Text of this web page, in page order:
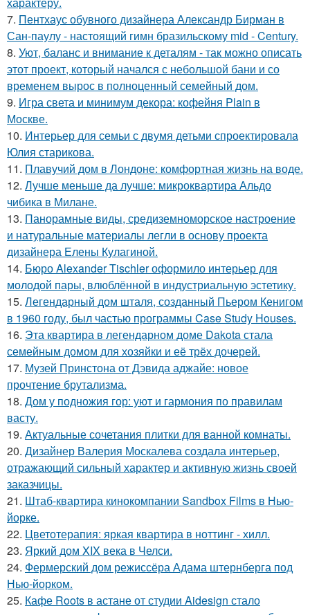
7. Пентхаус обувного дизайнера Александр Бирман в
Сан-паулу - настоящий гимн бразильскому mid - Century.
8. Уют, баланс и внимание к деталям - так можно описать
этот проект, который начался с небольшой бани и со
временем вырос в полноценный семейный дом.
9. Игра света и минимум декора: кофейня Plain в
Москве.
10. Интерьер для семьи с двумя детьми спроектировала
Юлия старикова.
11. Плавучий дом в Лондоне: комфортная жизнь на воде.
12. Лучше меньше да лучше: микроквартира Альдо
чибика в Милане.
13. Панорамные виды, средиземноморское настроение
и натуральные материалы легли в основу проекта
дизайнера Елены Кулагиной.
14. Бюро Alexander Tischler оформило интерьер для
молодой пары, влюблённой в индустриальную эстетику.
15. Легендарный дом шталя, созданный Пьером Кенигом
в 1960 году, был частью программы Case Study Houses.
16. Эта квартира в легендарном доме Dakota стала
семейным домом для хозяйки и её трёх дочерей.
17. Музей Принстона от Дэвида аджайе: новое
прочтение брутализма.
18. Дом у подножия гор: уют и гармония по правилам
васту.
19. Актуальные сочетания плитки для ванной комнаты.
20. Дизайнер Валерия Москалева создала интерьер,
отражающий сильный характер и активную жизнь своей
заказчицы.
21. Штаб-квартира кинокомпании Sandbox Films в Нью-
йорке.
22. Цветотерапия: яркая квартира в ноттинг - хилл.
23. Яркий дом XIX века в Челси.
24. Фермерский дом режиссёра Адама штернберга под
Нью-йорком.
25. Кафе Roots в астане от студии Aidesign стало